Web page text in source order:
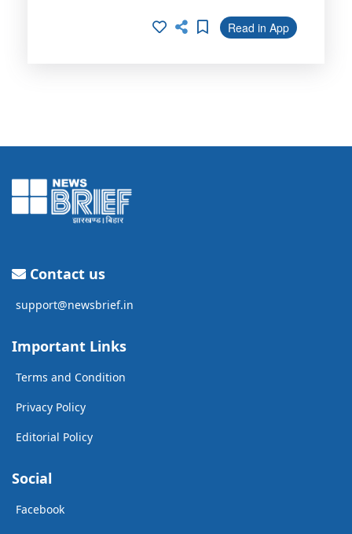
Read in App
Contact us
support@newsbrief.in
Important Links
Terms and Condition
Privacy Policy
Editorial Policy
Social
Facebook